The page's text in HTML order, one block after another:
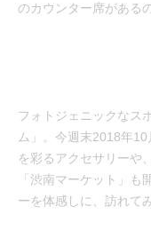
のカウンター席がある
フォトジェニックなス
ム」。今週末2018年
を彩るアクセサリーや
「渋南マーケット」
ーを体感しに、訪れて